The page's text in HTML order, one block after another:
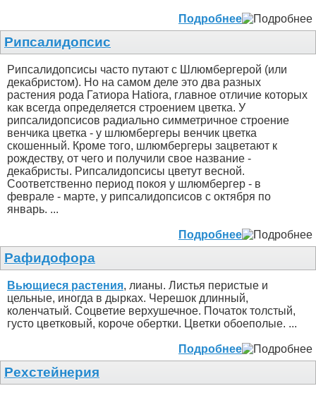
Подробнее
Рипсалидопсис
Рипсалидопсисы часто путают с Шлюмбергерой (или
декабристом). Но на самом деле это два разных
растения рода Гатиора Hatiora, главное отличие которых
как всегда определяется строением цветка. У
рипсалидопсисов радиально симметричное строение
венчика цветка - у шлюмбергеры венчик цветка
скошенный. Кроме того, шлюмбергеры зацветают к
рождеству, от чего и получили свое название -
декабристы. Рипсалидопсисы цветут весной.
Соответственно период покоя у шлюмбергер - в
феврале - марте, у рипсалидопсисов с октября по
январь. ...
Подробнее
Рафидофора
Вьющиеся растения, лианы. Листья перистые и
цельные, иногда в дырках. Черешок длинный,
коленчатый. Соцветие верхушечное. Початок толстый,
густо цветковый, короче обертки. Цветки обоеполые. ...
Подробнее
Рехстейнерия